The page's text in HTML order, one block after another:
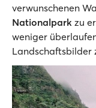
verwunschenen
Nationalpark zu
weniger
Landschaftsbilder